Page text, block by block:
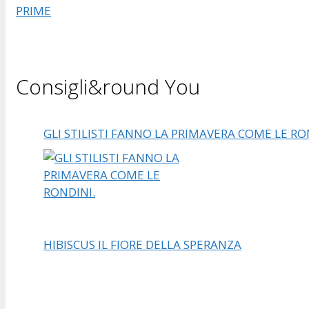
PRIME
Consigli&round You
GLI STILISTI FANNO LA PRIMAVERA COME LE
HIBISCUS IL FIORE DELLA SPERANZA